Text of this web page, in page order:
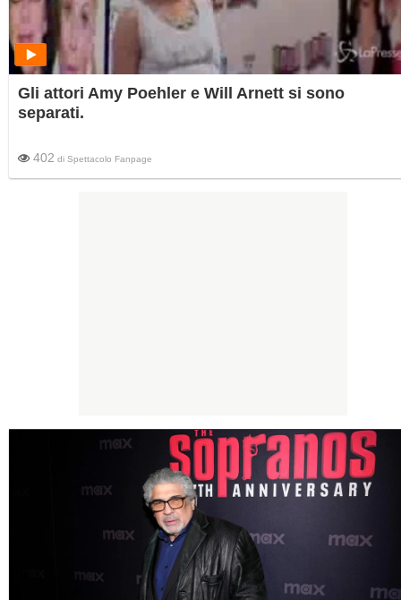
Gli attori Amy Poehler e Will Arnett si sono
separati.
402 di Spettacolo Fanpage